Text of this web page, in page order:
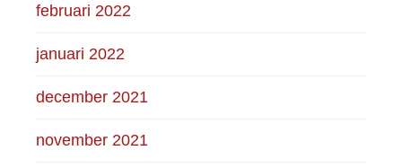
februari 2022
januari 2022
december 2021
november 2021